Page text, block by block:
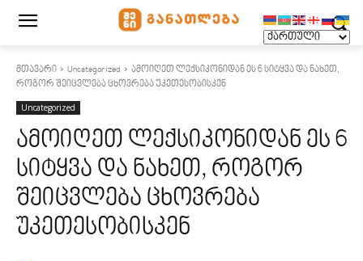
მთავარი Uncategorized
ამოიღეთ ლექსიკონიდან ეს 6 სიტყვა და ნახეთ,
როგორ შეიცვლება ცხოვრება უკეთესობისკენ
Uncategorized
ამოიღეთ ლექსიკონიდან ეს 6
სიტყვა და ნახეთ, როგორ
შეიცვლება ცხოვრება
უკეთესობისკენ